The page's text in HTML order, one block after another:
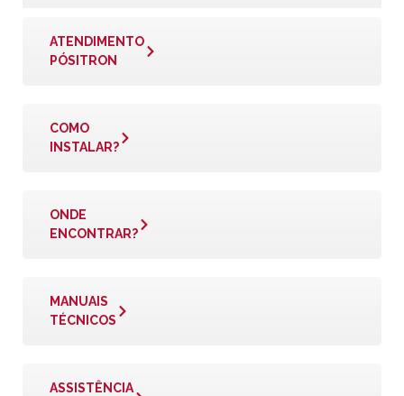
ATENDIMENTO
PÓSITRON
COMO
INSTALAR?
ONDE
ENCONTRAR?
MANUAIS
TÉCNICOS
ASSISTÊNCIA